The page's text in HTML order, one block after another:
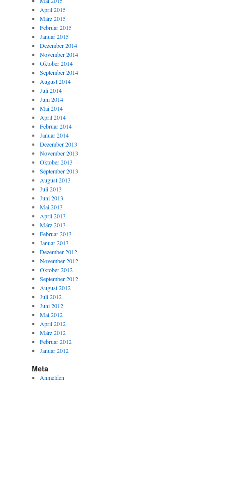
April 2015
März 2015
Februar 2015
Januar 2015
Dezember 2014
November 2014
Oktober 2014
September 2014
August 2014
Juli 2014
Juni 2014
Mai 2014
April 2014
Februar 2014
Januar 2014
Dezember 2013
November 2013
Oktober 2013
September 2013
August 2013
Juli 2013
Juni 2013
Mai 2013
April 2013
März 2013
Februar 2013
Januar 2013
Dezember 2012
November 2012
Oktober 2012
September 2012
August 2012
Juli 2012
Juni 2012
Mai 2012
April 2012
März 2012
Februar 2012
Januar 2012
Meta
Anmelden